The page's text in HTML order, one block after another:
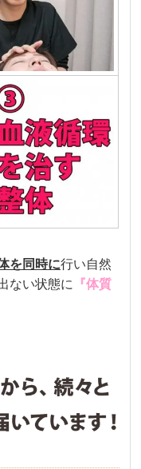
を 同時に行い自然
ない状態に
『体質